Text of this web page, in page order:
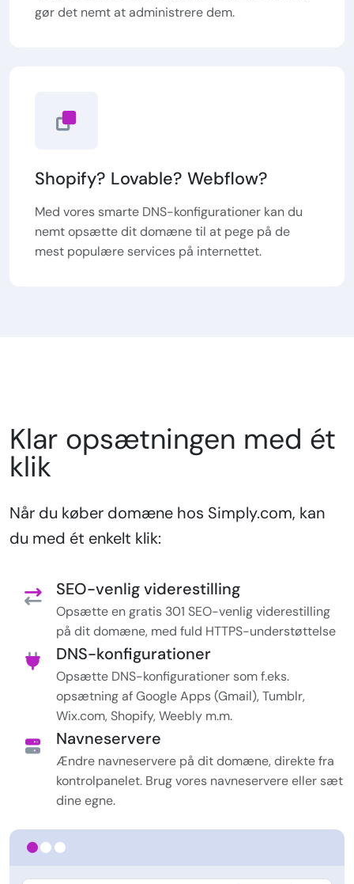
gør det nemt at administrere dem.
Shopify? Lovable? Webflow?
Med vores smarte DNS-konfigurationer kan du
nemt opsætte dit domæne til at pege på de
mest populære services på internettet.
Klar opsætningen med ét
klik
Når du køber domæne hos Simply.com, kan
du med ét enkelt klik:
SEO-venlig viderestilling
Opsætte en gratis 301 SEO-venlig viderestilling
på dit domæne, med fuld HTTPS-understøttelse
DNS-konfigurationer
Opsætte DNS-konfigurationer som f.eks.
opsætning af Google Apps (Gmail), Tumblr,
Wix.com, Shopify, Weebly m.m.
Navneservere
Ændre navneservere på dit domæne, direkte fra
kontrolpanelet. Brug vores navneservere eller sæt
dine egne.